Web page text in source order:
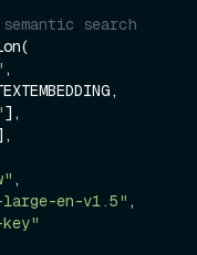
search
,
],
,
large-en-v1.5" ,